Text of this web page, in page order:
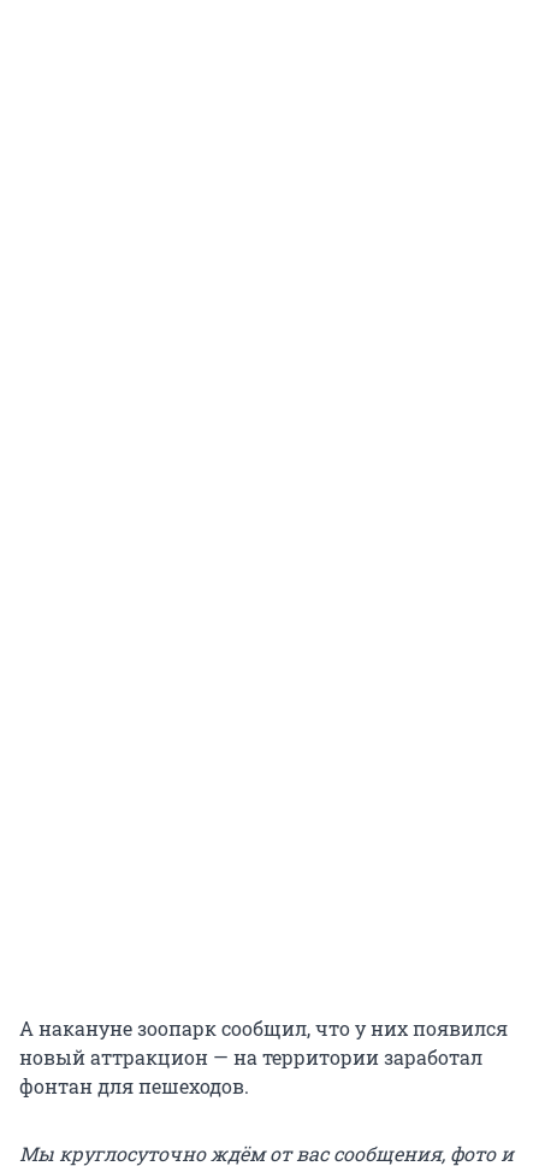
А накануне зоопарк сообщил, что у них появился
новый аттракцион — на территории заработал
фонтан для пешеходов.
Мы круглосуточно ждём от вас сообщения, фото и